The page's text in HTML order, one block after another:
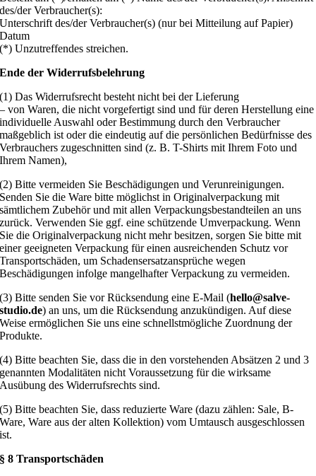
des/der Verbraucher(s):
Unterschrift des/der Verbraucher(s) (nur bei Mitteilung auf Papier)
Datum
(*) Unzutreffendes streichen.
Ende der Widerrufsbelehrung
(1) Das Widerrufsrecht besteht nicht bei der Lieferung
– von Waren, die nicht vorgefertigt sind und für deren Herstellung eine
individuelle Auswahl oder Bestimmung durch den Verbraucher
maßgeblich ist oder die eindeutig auf die persönlichen Bedürfnisse des
Verbrauchers zugeschnitten sind (z. B. T-Shirts mit Ihrem Foto und
Ihrem Namen),
(2) Bitte vermeiden Sie Beschädigungen und Verunreinigungen.
Senden Sie die Ware bitte möglichst in Originalverpackung mit
sämtlichem Zubehör und mit allen Verpackungsbestandteilen an uns
zurück. Verwenden Sie ggf. eine schützende Umverpackung. Wenn
Sie die Originalverpackung nicht mehr besitzen, sorgen Sie bitte mit
einer geeigneten Verpackung für einen ausreichenden Schutz vor
Transportschäden, um Schadensersatzansprüche wegen
Beschädigungen infolge mangelhafter Verpackung zu vermeiden.
(3) Bitte senden Sie vor Rücksendung eine E-Mail (hello@salve-
studio.de) an uns, um die Rücksendung anzukündigen. Auf diese
Weise ermöglichen Sie uns eine schnellstmögliche Zuordnung der
Produkte.
(4) Bitte beachten Sie, dass die in den vorstehenden Absätzen 2 und 3
genannten Modalitäten nicht Voraussetzung für die wirksame
Ausübung des Widerrufsrechts sind.
(5) Bitte beachten Sie, dass reduzierte Ware (dazu zählen: Sale, B-
Ware, Ware aus der alten Kollektion) vom Umtausch ausgeschlossen
ist.
§ 8 Transportschäden